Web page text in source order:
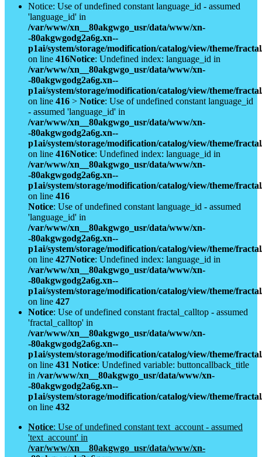
Notice: Use of undefined constant language_id - assumed
'language_id' in
/var/www/xn__80akgwgo_usr/data/www/xn-
-80akgwgodg2a6g.xn--
p1ai/system/storage/modification/catalog/view/theme/
on line 416Notice: Undefined index: language_id in
/var/www/xn__80akgwgo_usr/data/www/xn-
-80akgwgodg2a6g.xn--
p1ai/system/storage/modification/catalog/view/theme/
on line 416 > Notice: Use of undefined constant language_id
- assumed 'language_id' in
/var/www/xn__80akgwgo_usr/data/www/xn-
-80akgwgodg2a6g.xn--
p1ai/system/storage/modification/catalog/view/theme/
on line 416Notice: Undefined index: language_id in
/var/www/xn__80akgwgo_usr/data/www/xn-
-80akgwgodg2a6g.xn--
p1ai/system/storage/modification/catalog/view/theme/
on line 416
Notice: Use of undefined constant language_id - assumed
'language_id' in
/var/www/xn__80akgwgo_usr/data/www/xn-
-80akgwgodg2a6g.xn--
p1ai/system/storage/modification/catalog/view/theme/
on line 427Notice: Undefined index: language_id in
/var/www/xn__80akgwgo_usr/data/www/xn-
-80akgwgodg2a6g.xn--
p1ai/system/storage/modification/catalog/view/theme/
on line 427
Notice: Use of undefined constant fractal_calltop - assumed
'fractal_calltop' in
/var/www/xn__80akgwgo_usr/data/www/xn-
-80akgwgodg2a6g.xn--
p1ai/system/storage/modification/catalog/view/theme/
on line 431 Notice: Undefined variable: buttoncallback_title
in /var/www/xn__80akgwgo_usr/data/www/xn-
-80akgwgodg2a6g.xn--
p1ai/system/storage/modification/catalog/view/theme/
on line 432
Notice: Use of undefined constant text_account - assumed
'text_account' in
/var/www/xn__80akgwgo_usr/data/www/xn-